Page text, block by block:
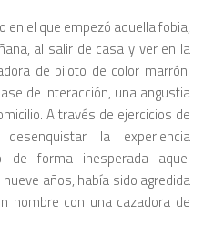
el que empezó aquella fobia,
al salir de casa y ver en la
de piloto de color marrón.
de interacción, una angustia
A través de ejercicios de
la experiencia
de forma inesperada aquel
años, había sido agredida
hombre con una cazadora de